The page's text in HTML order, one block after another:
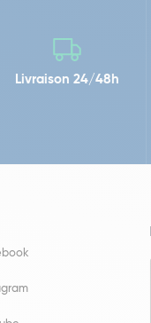
Livraison 24/48h